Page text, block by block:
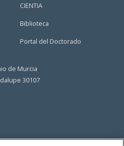
CIENTIA
Biblioteca
Portal del Doctorado
de Murcia
30107